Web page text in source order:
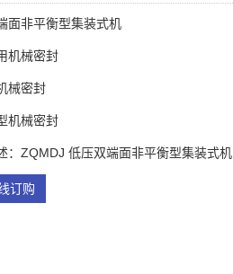
面非平衡型集装式机
机械密封
械密封
机械密封
：ZQMDJ 低压双端面非平衡型集装式机
订购